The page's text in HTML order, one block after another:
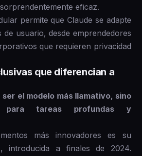
eficaz.
permite que Claude se adapte
de usuario, desde emprendedores
que requieren privacidad
que diferencian a
el modelo más llamativo, sino
tareas profundas y
más innovadores es su
introducida a finales de 2024.